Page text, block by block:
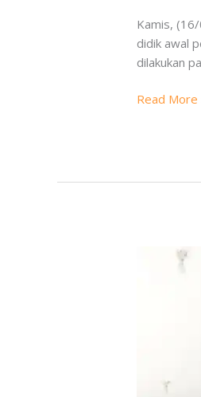
Kamis,
didik awal
dilakukan
Read More